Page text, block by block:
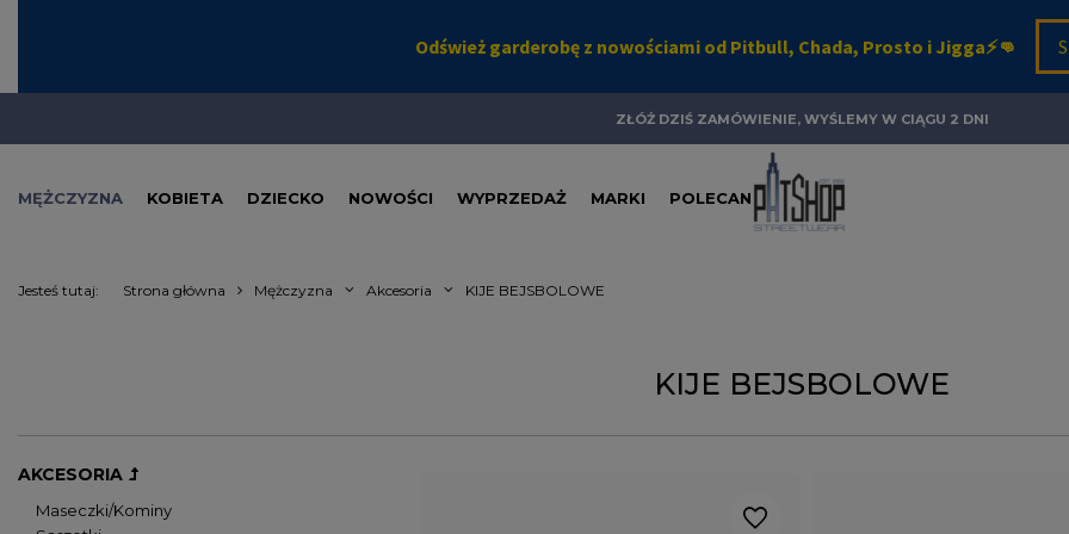
ZŁÓŻ DZIŚ ZAMÓWIENIE, WYŚLEMY W CIĄGU 2 DNI
MĘŻCZYZNA KOBIETA DZIECKO NOWOŚCI WYPRZEDAŻ MARKI POLECANE
Jesteś tutaj: Strona główna Mężczyzna Akcesoria KIJE BEJSBOLOWE
AKCESORIA
Maseczki/Kominy
KIJE BEJSBOLOWE